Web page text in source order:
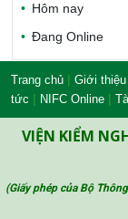
Hôm nay
Đang Online
Trang chủ | Giới thiệu
tức | NIFC Online |
VIỆN KIỂM
(Giấy phép của Bộ